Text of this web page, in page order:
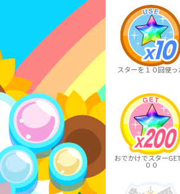
スターを１０回使っ
おでかけでスター
００